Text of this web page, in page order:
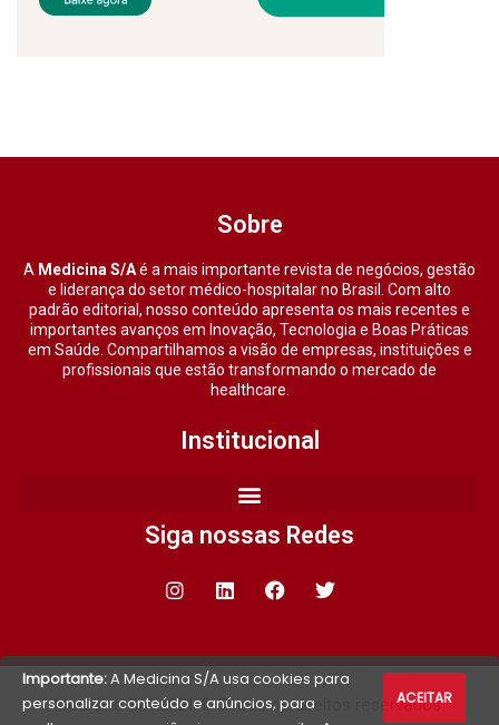
Sobre
A Medicina S/Aé a mais importante revista de negócios, gestão
e liderança do setor médico-hospitalar no Brasil. Com alto
padrão editorial, nosso conteúdo apresenta os mais recentes e
importantes avanços em Inovação, Tecnologia e Boas Práticas
em Saúde. Compartilhamos a visão de empresas, instituições e
profissionais que estão transformando o mercado de
healthcare.
Institucional
Siga nossas Redes
Medicina S/A 2021 © Todos os direitos reservados.
Importante:A Medicina S/A usa cookies para
personalizar conteúdo e anúncios, para
ACEITAR